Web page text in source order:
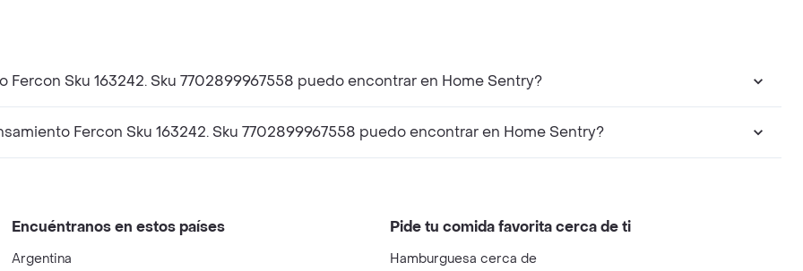
Sku 163242. Sku 7702899967558 puedo encontrar en Home Sentry?
Fercon Sku 163242. Sku 7702899967558 puedo encontrar en Home Sentry?
Encuéntranos en estos países
Argentina
Pide tu comida favorita cerca de ti
Hamburguesa cerca de